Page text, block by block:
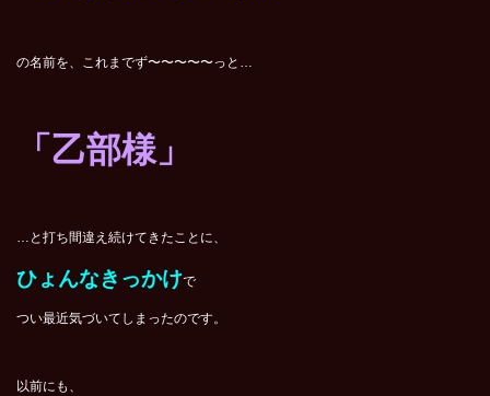
の名前を、これまでず〜〜〜〜〜っと…
「乙部様」
…と打ち間違え続けてきたことに、
ひょんなきっかけで
つい最近気づいてしまったのです。
以前にも、